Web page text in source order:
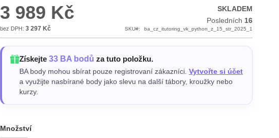
3 989 Kč
3 297 Kč
SKLADEM
Posledních 16
SKU ba_cz_itutoring_vk_python_z_15_str_2025_1
Získejte 33 BA bodů za tuto položku.
BA body mohou sbírat pouze registrovaní zákazníci. Vytvořte si účet
a využijte nasbírané body jako slevu na další tábory, kroužky nebo
kurzy.
Množství